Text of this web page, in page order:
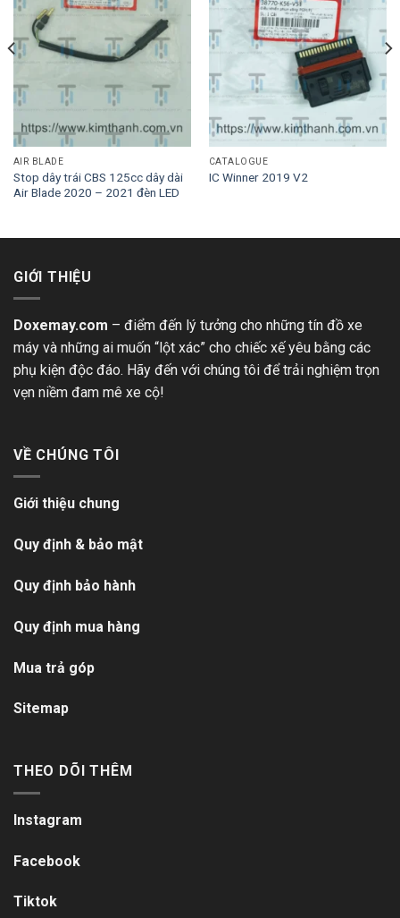
AIR BLADE
Stop dây trái CBS 125cc dây dài
Air Blade 2020 – 2021 đèn LED
CATALOGUE
IC Winner 2019 V2
GIỚI THIỆU
Doxemay.com – điểm đến lý tưởng cho những tín đồ xe
máy và những ai muốn “lột xác” cho chiếc xế yêu bằng các
phụ kiện độc đáo. Hãy đến với chúng tôi để trải nghiệm trọn
vẹn niềm đam mê xe cộ!
VỀ CHÚNG TÔI
Giới thiệu chung
Quy định & bảo mật
Quy định bảo hành
Quy định mua hàng
Mua trả góp
Sitemap
THEO DÕI THÊM
Instagram
Facebook
Tiktok